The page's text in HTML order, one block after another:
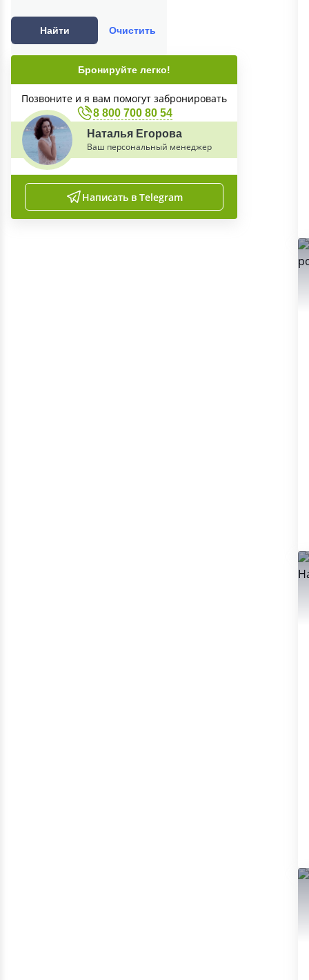
Найти Очистить
Бронируйте легко!
Позвоните и я вам помогут забронировать
8 800 700 80 54
Наталья Егорова
Ваш персональный менеджер
Написать в Telegram